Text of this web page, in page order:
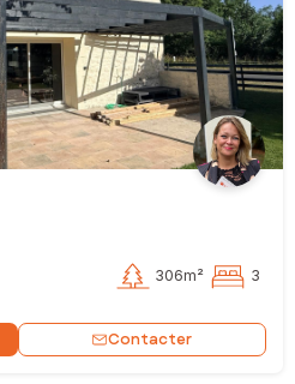
306m² 3
Contacter